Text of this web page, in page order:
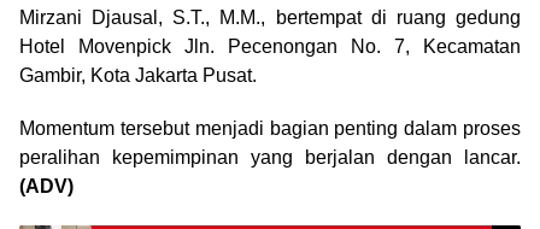
Mirzani Djausal, S.T., M.M., bertempat di ruang gedung
Hotel Movenpick Jln. Pecenongan No. 7, Kecamatan
Gambir, Kota Jakarta Pusat.
Momentum tersebut menjadi bagian penting dalam proses
peralihan kepemimpinan yang berjalan dengan lancar.
(ADV)